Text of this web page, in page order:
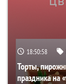
18:50:57
Торты,
праздника на